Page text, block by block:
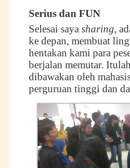
Serius dan FUN
Selesai saya sharing,
ke depan, membuat
hentakan kami para
berjalan memutar. Itulah
dibawakan oleh
perguruan tinggi dan